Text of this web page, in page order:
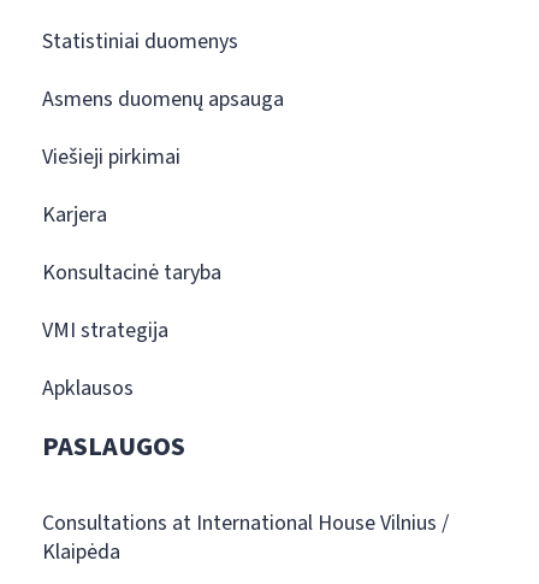
Statistiniai duomenys
Asmens duomenų apsauga
Viešieji pirkimai
Karjera
Konsultacinė taryba
VMI strategija
Apklausos
PASLAUGOS
Consultations at International House Vilnius /
Klaipėda